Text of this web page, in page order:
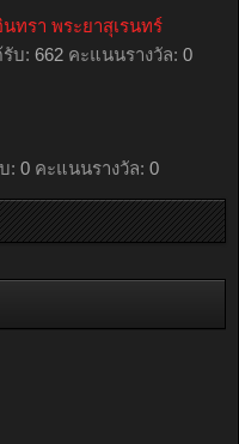
นทรา พระยาสุเรนทร์
บ: 662 คะแนนรางวัล: 0
: 0 คะแนนรางวัล: 0